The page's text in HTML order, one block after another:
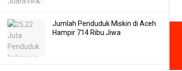
Jumlah Penduduk Miskin di Aceh
Hampir 714 Ribu Jiwa